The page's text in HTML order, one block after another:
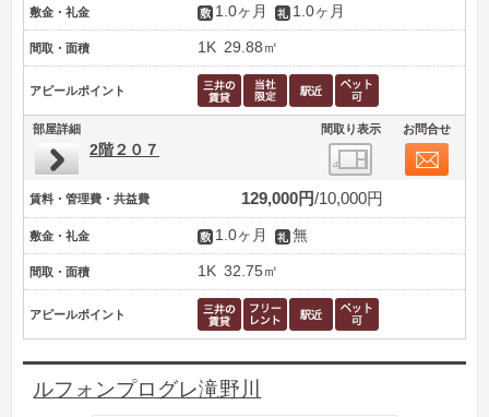
敷金・礼金 1.0ヶ月 1.0ヶ月
間取・面積 1K 29.88㎡
アピールポイント
部屋詳細 間取り表示 お問合せ
2階２０７
賃料・管理費・共益費 129,000円 10,000円
敷金・礼金 1.0ヶ月 無
間取・面積 1K 32.75㎡
アピールポイント
ルフォンプログレ滝野川